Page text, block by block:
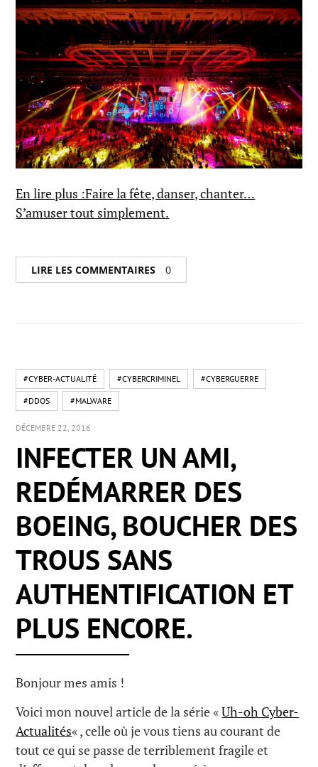
En lire plus :Faire la fête, danser, chanter…
S’amuser tout simplement.
LIRE LES COMMENTAIRES 0
#CYBER-ACTUALITÉ #CYBERCRIMINEL #CYBERGUERRE
#DDOS #MALWARE
DÉCEMBRE 22, 2016
INFECTER UN AMI,
REDÉMARRER DES
BOEING, BOUCHER DES
TROUS SANS
AUTHENTIFICATION ET
PLUS ENCORE.
Bonjour mes amis !
Voici mon nouvel article de la série «Uh-oh Cyber-
Actualités« , celle où je vous tiens au courant de
tout ce qui se passe de terriblement fragile et